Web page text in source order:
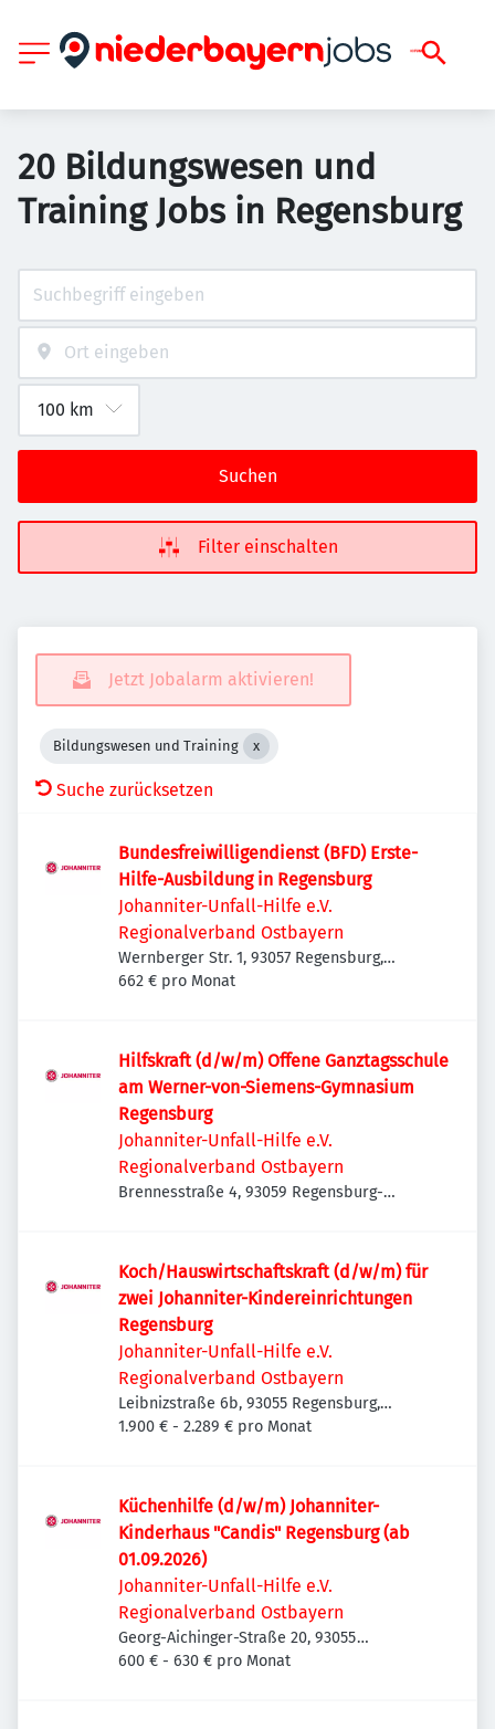
20 Bildungswesen und
Training Jobs in Regensburg
Suchen
Filter einschalten
Jetzt Jobalarm aktivieren!
Bildungswesen und Training
Suche zurücksetzen
Bundesfreiwilligendienst (BFD) Erste-
Hilfe-Ausbildung in Regensburg
Johanniter-Unfall-Hilfe e.V.
Regionalverband Ostbayern
Wernberger Str. 1, 93057 Regensburg,
Deutschland
662 € pro Monat
Hilfskraft (d/w/m) Offene Ganztagsschule
am Werner-von-Siemens-Gymnasium
Regensburg
Johanniter-Unfall-Hilfe e.V.
Regionalverband Ostbayern
Brennesstraße 4, 93059 Regensburg-
Koch/Hauswirtschaftskraft (d/w/m) für
zwei Johanniter-Kindereinrichtungen
Regensburg
Johanniter-Unfall-Hilfe e.V.
Regionalverband Ostbayern
Leibnizstraße 6b, 93055 Regensburg,
Deutschland
1.900 € - 2.289 € pro Monat
Küchenhilfe (d/w/m) Johanniter-
Kinderhaus "Candis" Regensburg (ab
01.09.2026)
Johanniter-Unfall-Hilfe e.V.
Regionalverband Ostbayern
Georg-Aichinger-Straße 20, 93055
Regensburg, Deutschland
600 € - 630 € pro Monat